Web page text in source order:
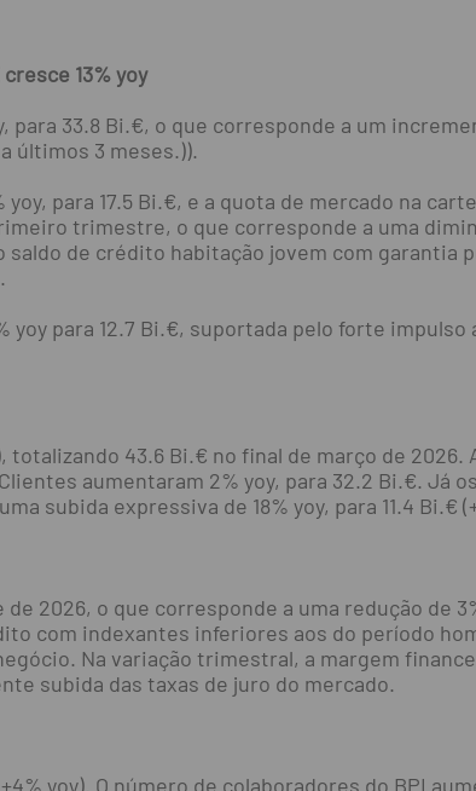
13% yoy
33.8 Bi.€, o que corresponde a um
últimos 3 meses.)).
para 17.5 Bi.€, e a quota de mercado na
trimestre, o que corresponde a uma
de crédito habitação jovem com garantia
para 12.7 Bi.€, suportada pelo forte
43.6 Bi.€ no final de março de 2026.
aumentaram 2% yoy, para 32.2 Bi.€. Já
subida expressiva de 18% yoy, para 11.4 Bi.€
2026, o que corresponde a uma redução de
com indexantes inferiores aos do período
Na variação trimestral, a margem
subida das taxas de juro do mercado.
yoy). O número de colaboradores do BPI